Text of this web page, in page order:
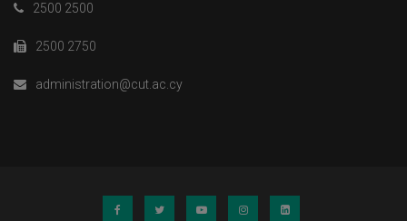
2500 2500
2500 2750
administration@cut.ac.cy